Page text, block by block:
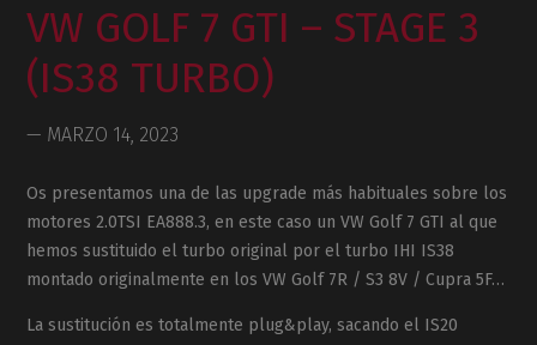
VW GOLF 7 GTI – STAGE 3
(IS38 TURBO)
— MARZO 14, 2023
Os presentamos una de las upgrade más habituales sobre los
motores 2.0TSI EA888.3, en este caso un VW Golf 7 GTI al que
hemos sustituido el turbo original por el turbo IHI IS38
montado originalmente en los VW Golf 7R / S3 8V / Cupra 5F…
La sustitución es totalmente plug&play, sacando el IS20